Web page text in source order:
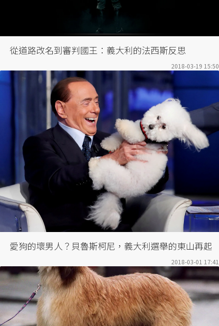
從道路改名到審判國王：義大利的法西斯反思
2018-03-19 15:50
愛狗的壞男人？貝魯斯柯尼，義大利選舉的東山再起
2018-03-01 17:41